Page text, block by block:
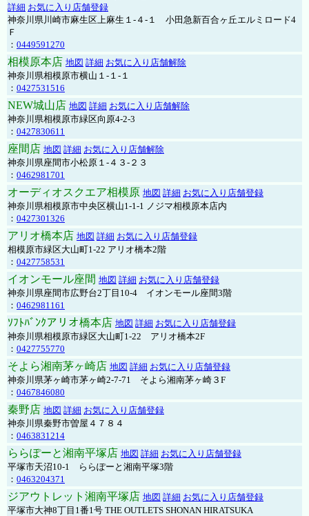
詳細 お気に入り店舗登録
神奈川県川崎市麻生区上麻生１-４-１ 小田急新百合ヶ丘エルミロード4
Ｆ
： 0449591270
相模原本店 地図 詳細 お気に入り店舗解除
神奈川県相模原市横山１-１-１
： 0427531516
NEW城山店 地図 詳細 お気に入り店舗解除
神奈川県相模原市緑区向原4-2-3
： 0427830611
座間店 地図 詳細 お気に入り店舗解除
神奈川県座間市小松原１-４３-２３
： 0462981701
オーディオスクエア相模原 地図 詳細 お気に入り店舗登録
神奈川県相模原市中央区横山1-1-1 ノジマ相模原本店内
： 0427301326
アリオ橋本店 地図 詳細 お気に入り店舗登録
相模原市緑区大山町1-22 アリオ橋本2階
： 0427758531
イオンモール座間 地図 詳細 お気に入り店舗登録
神奈川県座間市広野台2丁目10-4 イオンモール座間3階
： 0462981161
ｿﾌﾄﾊﾞﾝｸアリオ橋本店 地図 詳細 お気に入り店舗登録
神奈川県相模原市緑区大山町1-22 アリオ橋本2F
： 0427755770
そよら湘南茅ヶ崎店 地図 詳細 お気に入り店舗登録
神奈川県茅ヶ崎市茅ヶ崎2‐7‐71 そよら湘南茅ヶ崎３F
： 0467846080
秦野店 地図 詳細 お気に入り店舗登録
神奈川県秦野市曽屋４７８４
： 0463831214
ららぽーと湘南平塚店 地図 詳細 お気に入り店舗登録
平塚市天沼10-1 ららぽーと湘南平塚3階
： 0463204371
ジアウトレット湘南平塚店 地図 詳細 お気に入り店舗登録
平塚市大神8丁目1番1号 THE OUTLETS SHONAN HIRATSUKA